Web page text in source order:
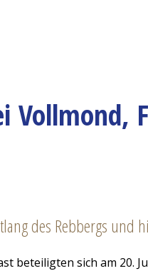
Vollmond,
des Rebbergs
beteiligten sich am